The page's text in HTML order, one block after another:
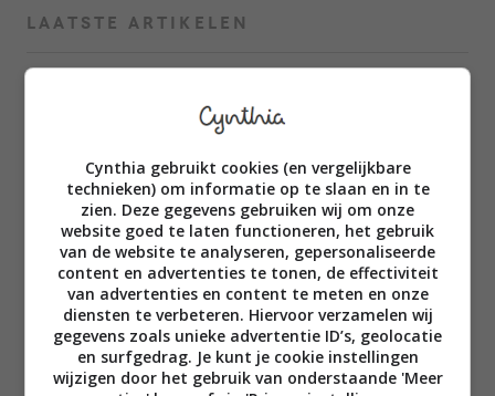
LAATSTE ARTIKELEN
Download gratis
journaling gids om
gerichter te journalen
6 augustus 2026
door Cynthia Schultz
Een week op Summer
Retreat bij Soul Valley
Cynthia gebruikt cookies (en vergelijkbare
technieken) om informatie op te slaan en in te
zien. Deze gegevens gebruiken wij om onze
website goed te laten functioneren, het gebruik
van de website te analyseren, gepersonaliseerde
content en advertenties te tonen, de effectiviteit
van advertenties en content te meten en onze
diensten te verbeteren. Hiervoor verzamelen wij
gegevens zoals unieke advertentie ID’s, geolocatie
en surfgedrag. Je kunt je cookie instellingen
wijzigen door het gebruik van onderstaande 'Meer